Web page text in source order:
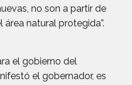
no son a partir de
natural protegida”.
el gobierno del
el gobernador, es